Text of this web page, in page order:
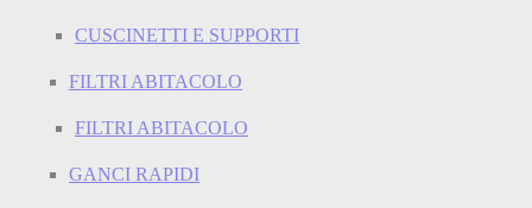
CUSCINETTI E SUPPORTI
FILTRI ABITACOLO
FILTRI ABITACOLO
GANCI RAPIDI